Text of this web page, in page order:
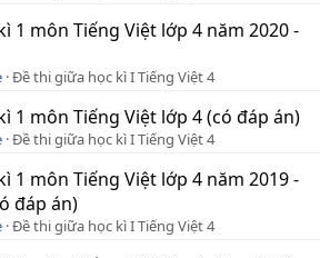
1 môn Tiếng Việt lớp 4 năm 2020 -
Đề thi giữa học kì I Tiếng Việt 4
1 môn Tiếng Việt lớp 4 (có đáp án)
Đề thi giữa học kì I Tiếng Việt 4
1 môn Tiếng Việt lớp 4 năm 2019 -
đáp án)
Đề thi giữa học kì I Tiếng Việt 4